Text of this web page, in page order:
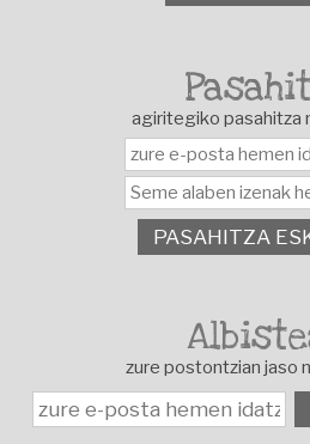
agiritegiko pasahitza
PASAHITZA
zure postontzian jaso